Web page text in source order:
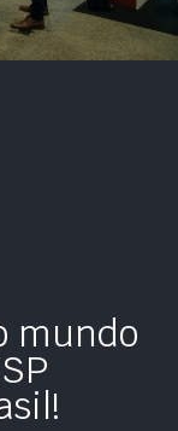
mundo